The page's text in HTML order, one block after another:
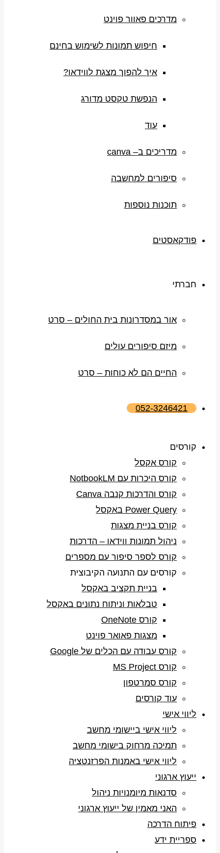
מדרכים פאוור פוינט
חיפוש תמונות לשימוש בחינם
איך להפוך מצגת לווידאו?
הנפשת טקסט מדורג
עוד
מדריכים ב– canva
סיפורים למחשבה
תוכנות נוספות
פודקאסטים
חברתי
אור במסדרונות בית החולים – סרט
מיזם סיפורים עולים
החיים הם לא כוחות – סרט
052-3246421
קורסים
קורס אקסל
קורס היכרות עם NotbookLM
קורס והדרכות קנבה Canva
Power Query באקסל
קורס בניית מצגות
ניהול תמונות ווידאו – הדרכות
קורס לספר סיפור עם מספרים
קורסים עם התנועה הקיבוצית
בניית תקציב באקסל
טבלאות וניתוח נתונים באקסל
קורס OneNote
מצגות פאואר פוינט
קורס עבודה עם הכלים של Google
קורס MS Project
קורס סמרטפון
עוד קורסים
ליווי אישי
ליווי אישי ביישומי מחשב
תמיכה מרחוק בישומי מחשב
ליווי אישי באמנות הפרזנטציה
ייעוץ ארגוני
סדנאות מיומנויות ניהול
האני מאמין של ייעוץ ארגוני
פיתוח הדרכה
ספריית ידע